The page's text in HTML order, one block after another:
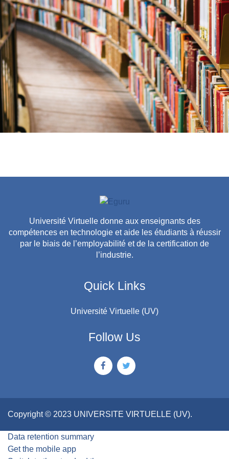
Université Virtuelle donne aux enseignants des
compétences en technologie et aide les étudiants à réussir
par le biais de l’employabilité et de la certification de
l’industrie.
Quick Links
Université Virtuelle (UV)
Follow Us
Copyright © 2023 UNIVERSITE VIRTUELLE (UV).
Data retention summary
Get the mobile app